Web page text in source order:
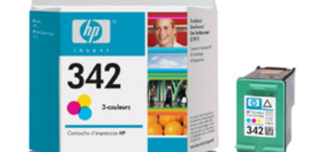
IL MIO ACCOUNT